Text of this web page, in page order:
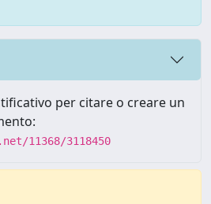
per citare o creare un
11368/3118450